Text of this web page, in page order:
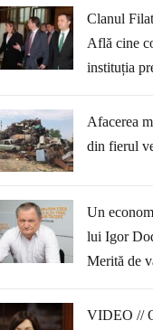
Clanul
Află cine
instituția
Afacerea
din fierul
Un
lui Igor
Merită de
VIDEO //